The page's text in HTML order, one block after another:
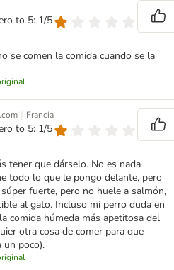
to 5: 1/5
se comen la comida cuando se la
| Francia
to 5: 1/5
tener que dárselo. No es nada
todo lo que le pongo delante, pero
fuerte, pero no huele a salmón,
al gato. Incluso mi perro duda en
comida húmeda más apetitosa del
otra cosa de comer para que
un poco).